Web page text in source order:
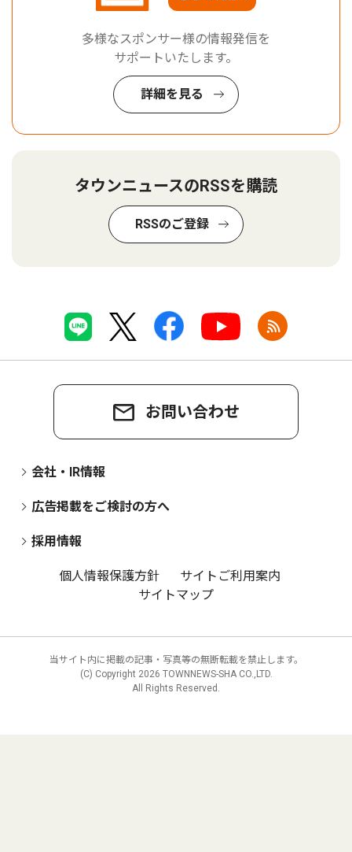
多様なスポンサー様の情報発信を
サポートいたします。
詳細を見る
タウンニュースのRSSを購読
RSSのご登録
お問い合わせ
会社・IR情報
広告掲載をご検討の方へ
採用情報
個人情報保護方針
サイトご利用案内
サイトマップ
当サイト内に掲載の記事・写真等の無断転載を禁止します。
(C) Copyright 2026 TOWNNEWS-SHA CO.,LTD.
All Rights Reserved.